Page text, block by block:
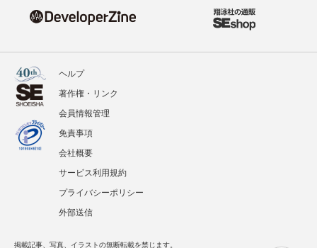
ヘルプ
著作権・リンク
会員情報管理
免責事項
会社概要
サービス利用規約
プライバシーポリシー
外部送信
掲載記事、写真、イラストの無断転載を禁じます。